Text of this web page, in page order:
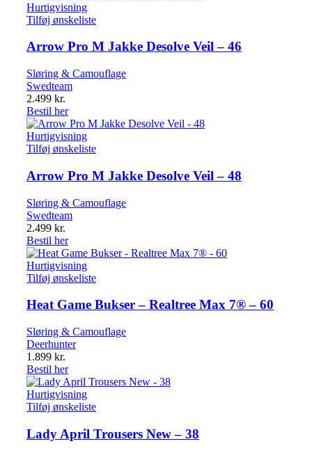
Hurtigvisning
Tilføj ønskeliste
Arrow Pro M Jakke Desolve Veil – 46
Sløring & Camouflage
Swedteam
2.499 kr.
Bestil her
Hurtigvisning
Tilføj ønskeliste
Arrow Pro M Jakke Desolve Veil – 48
Sløring & Camouflage
Swedteam
2.499 kr.
Bestil her
Hurtigvisning
Tilføj ønskeliste
Heat Game Bukser – Realtree Max 7® – 60
Sløring & Camouflage
Deerhunter
1.899 kr.
Bestil her
Hurtigvisning
Tilføj ønskeliste
Lady April Trousers New – 38